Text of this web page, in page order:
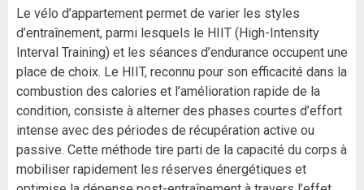
Le vélo d’appartement permet de varier les styles
d’entraînement, parmi lesquels le HIIT (High-Intensity
Interval Training) et les séances d’endurance occupent une
place de choix. Le HIIT, reconnu pour son efficacité dans la
combustion des calories et l’amélioration rapide de la
condition, consiste à alterner des phases courtes d’effort
intense avec des périodes de récupération active ou
passive. Cette méthode tire parti de la capacité du corps à
mobiliser rapidement les réserves énergétiques et